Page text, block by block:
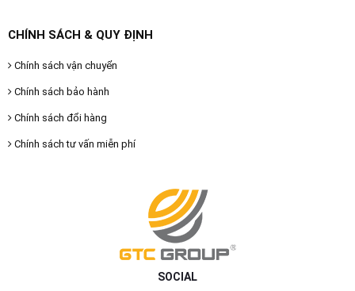
CHÍNH SÁCH & QUY ĐỊNH
Chính sách vận chuyển
Chính sách bảo hành
Chính sách đổi hàng
Chính sách tư vấn miễn phí
SOCIAL